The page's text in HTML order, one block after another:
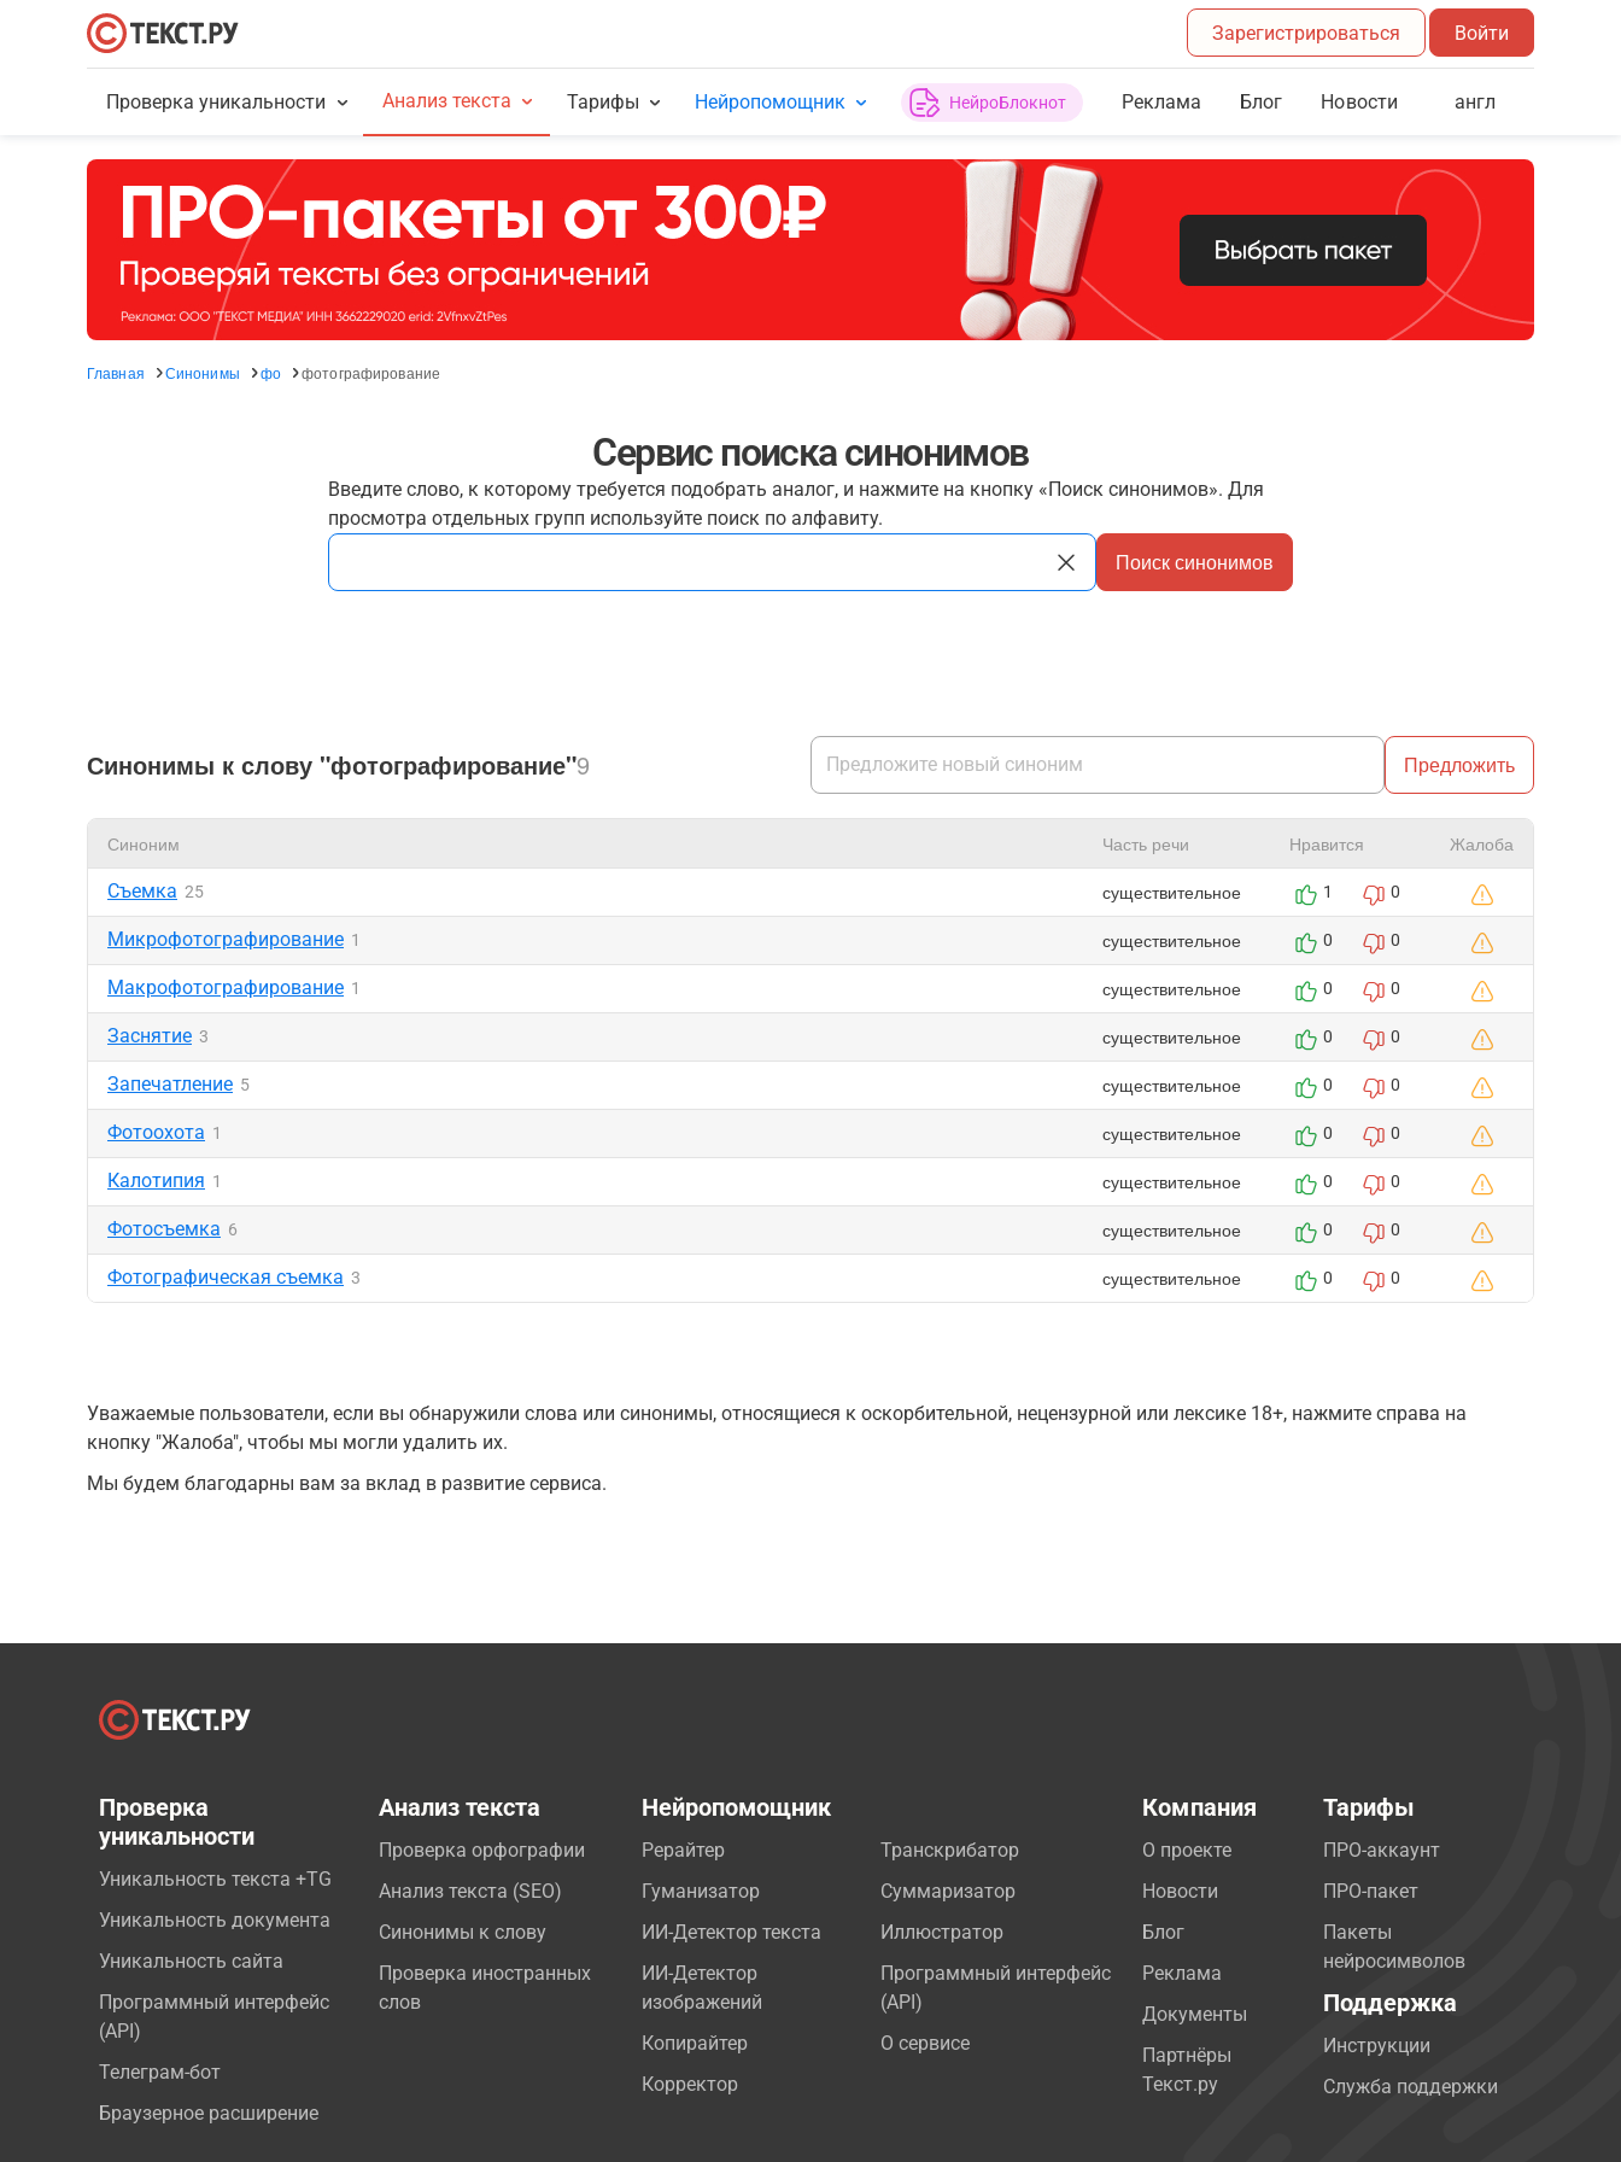
Зарегистрироваться Войти
Проверка уникальности Анализ текста Тарифы Нейропомощник НейроБлокнот Реклама Блог Новости англ
Главная Синонимы фо фотографирование
Сервис поиска синонимов
Введите слово, к которому требуется подобрать аналог, и нажмите на кнопку «Поиск синонимов». Для
просмотра отдельных групп используйте поиск по алфавиту.
Поиск синонимов
Синонимы к слову "фотографирование"9 Предложить
Синоним Часть речи Нравится Жалоба
Съемка 25 существительное 1 0
Микрофотографирование 1 существительное 0 0
Макрофотографирование 1 существительное 0 0
Заснятие 3 существительное 0 0
Запечатление 5 существительное 0 0
Фотоохота 1 существительное 0 0
Калотипия 1 существительное 0 0
Фотосъемка 6 существительное 0 0
Фотографическая съемка 3 существительное 0 0
Уважаемые пользователи, если вы обнаружили слова или синонимы, относящиеся к оскорбительной, нецензурной или лексике 18+, нажмите справа на
кнопку "Жалоба", чтобы мы могли удалить их.
Мы будем благодарны вам за вклад в развитие сервиса.
Проверка
уникальности
Уникальность текста +TG
Уникальность документа
Уникальность сайта
Программный интерфейс
(API)
Телеграм-бот
Браузерное расширение
Анализ текста
Проверка орфографии
Анализ текста (SEO)
Синонимы к слову
Проверка иностранных
слов
Нейропомощник
Рерайтер
Гуманизатор
ИИ-Детектор текста
ИИ-Детектор
изображений
Копирайтер
Корректор
Транскрибатор
Суммаризатор
Иллюстратор
Программный интерфейс
(API)
О сервисе
Компания
О проекте
Новости
Блог
Реклама
Документы
Партнёры
Текст.ру
Тарифы
ПРО-аккаунт
ПРО-пакет
Пакеты
нейросимволов
Поддержка
Инструкции
Служба поддержки